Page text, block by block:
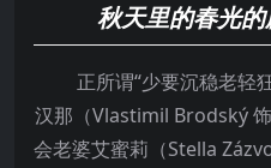
秋天里的春光
正所谓“少要沉稳老轻狂
汉那（Vlastimil Brodský
会老婆艾蜜莉（Stella